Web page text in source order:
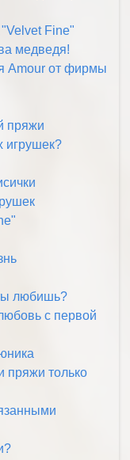
Fine"
медведя!
Amour от фирмы
пряжи
игрушек?
любишь?
с первой
пряжи только